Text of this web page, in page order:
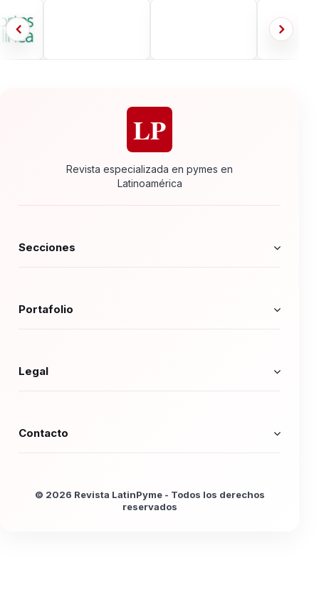
LP
Revista especializada en pymes en
Latinoamérica
Secciones
Portafolio
Legal
Contacto
© 2026 Revista LatinPyme - Todos los derechos
reservados